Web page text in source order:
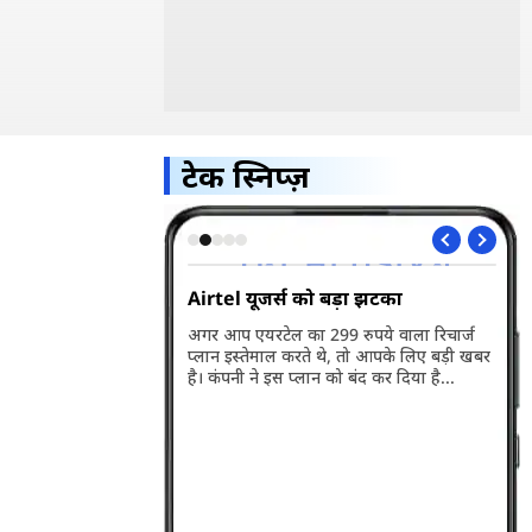
टेक स्निप्ज़
Airtel यूजर्स को बड़ा झटका
अगर आप एयरटेल का 299 रुपये वाला रिचार्ज
प्लान इस्तेमाल करते थे, तो आपके लिए बड़ी खबर
है। कंपनी ने इस प्लान को बंद कर दिया है...